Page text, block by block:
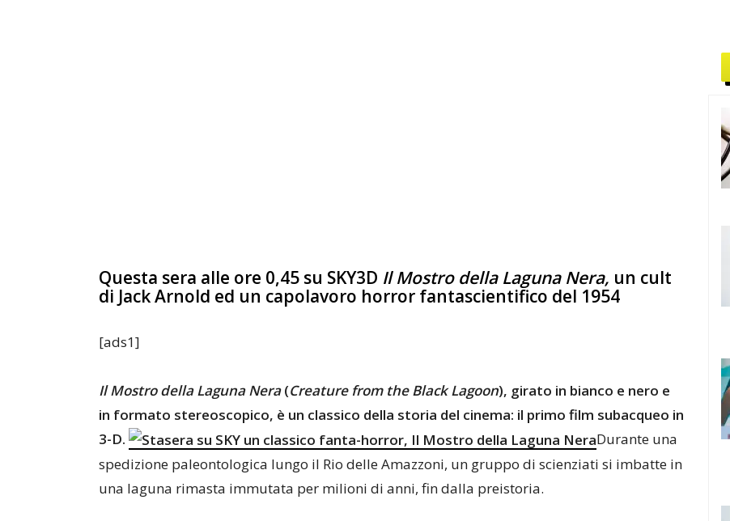
Questa sera alle ore 0,45 su SKY3D Il Mostro della Laguna Nera, un cult
di Jack Arnold ed un capolavoro horror fantascientifico del 1954
[ads1]
Il Mostro della Laguna Nera(Creature from the Black Lagoon), girato in bianco e nero e
in formato stereoscopico, è un classico della storia del cinema: il primo film subacqueo in
3-D.
Durante una
spedizione paleontologica lungo il Rio delle Amazzoni, un gruppo di scienziati si imbatte in
una laguna rimasta immutata per milioni di anni, fin dalla preistoria.